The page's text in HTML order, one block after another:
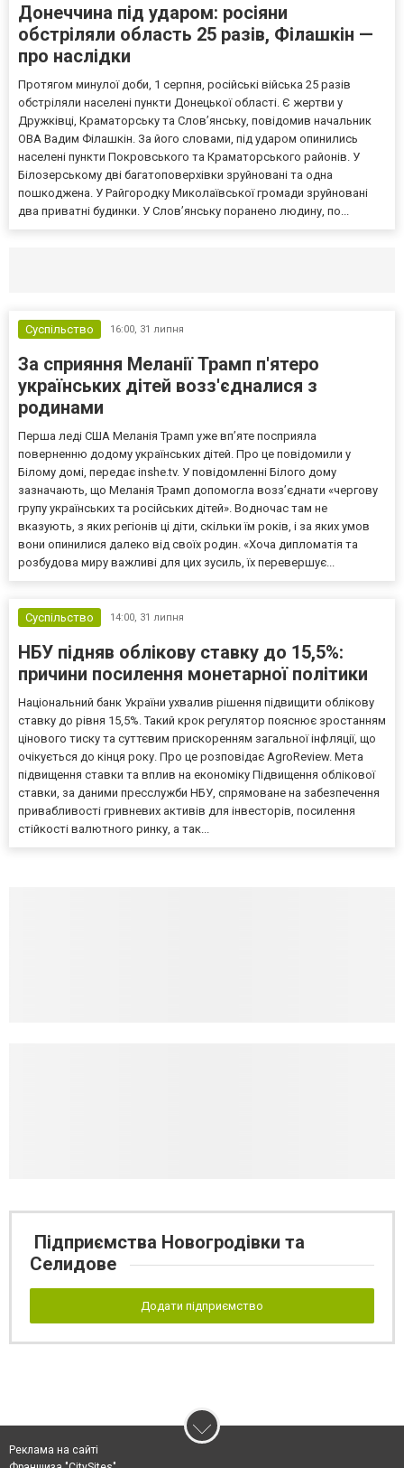
Донеччина під ударом: росіяни
обстріляли область 25 разів, Філашкін —
про наслідки
Протягом минулої доби, 1 серпня, російські війська 25 разів
обстріляли населені пункти Донецької області. Є жертви у
Дружківці, Краматорську та Слов’янську, повідомив начальник
ОВА Вадим Філашкін. За його словами, під ударом опинились
населені пункти Покровського та Краматорського районів. У
Білозерському дві багатоповерхівки зруйновані та одна
пошкоджена. У Райгородку Миколаївської громади зруйновані
два приватні будинки. У Слов’янську поранено людину, по...
Суспільство 16:00, 31 липня
За сприяння Меланії Трамп п'ятеро
українських дітей возз'єдналися з
родинами
Перша леді США Меланія Трамп уже впʼяте посприяла
поверненню додому українських дітей. Про це повідомили у
Білому домі, передає inshe.tv. У повідомленні Білого дому
зазначають, що Меланія Трамп допомогла возз’єднати «чергову
групу українських та російських дітей». Водночас там не
вказують, з яких регіонів ці діти, скільки їм років, і за яких умов
вони опинилися далеко від своїх родин. «Хоча дипломатія та
розбудова миру важливі для цих зусиль, їх перевершує...
Суспільство 14:00, 31 липня
НБУ підняв облікову ставку до 15,5%:
причини посилення монетарної політики
Національний банк України ухвалив рішення підвищити облікову
ставку до рівня 15,5%. Такий крок регулятор пояснює зростанням
цінового тиску та суттєвим прискоренням загальної інфляції, що
очікується до кінця року. Про це розповідає AgroReview. Мета
підвищення ставки та вплив на економіку Підвищення облікової
ставки, за даними пресслужби НБУ, спрямоване на забезпечення
привабливості гривневих активів для інвесторів, посилення
стійкості валютного ринку, а так...
Підприємства Новогродівки та
Селидове
Додати підприємство
Реклама на сайті